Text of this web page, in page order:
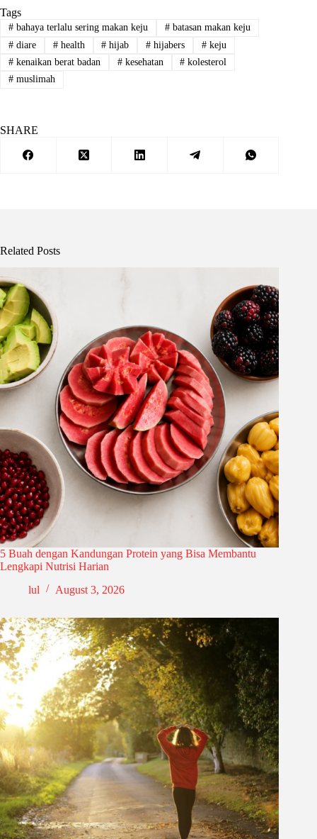
Tags
#bahaya terlalu sering makan keju #batasan makan keju
#diare #health # hijab # hijabers # keju
#kenaikan berat badan #kesehatan # kolesterol
#muslimah
SHARE
Related Posts
5 Buah dengan Kandungan Protein yang Bisa Membantu
Lengkapi Nutrisi Harian
lul
August 3, 2026